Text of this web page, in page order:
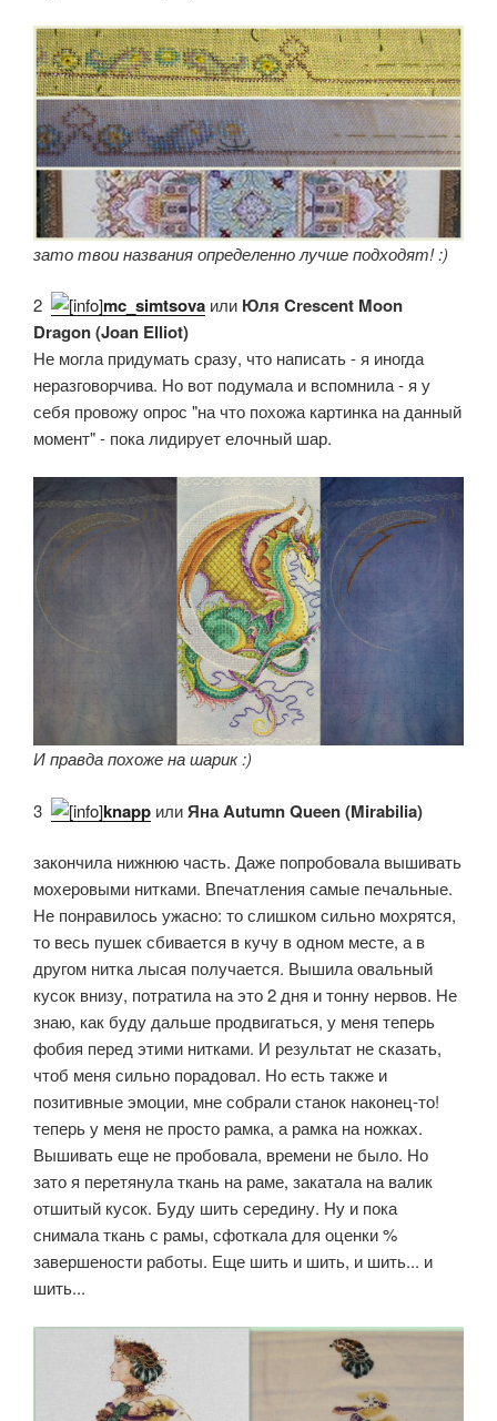
зато твои названия определенно лучше подходят! :)
2. mc_simtsova или Юля Crescent Moon
Dragon (Joan Elliot)
Не могла придумать сразу, что написать - я иногда
неразговорчива. Но вот подумала и вспомнила - я у
себя провожу опрос "на что похожа картинка на данный
момент" - пока лидирует елочный шар.
И правда похоже на шарик :)
3. knapp илиЯна Autumn Queen (Mirabilia)
закончила нижнюю часть. Даже попробовала вышивать
мохеровыми нитками. Впечатления самые печальные.
Не понравилось ужасно: то слишком сильно мохрятся,
то весь пушек сбивается в кучу в одном месте, а в
другом нитка лысая получается. Вышила овальный
кусок внизу, потратила на это 2 дня и тонну нервов. Не
знаю, как буду дальше продвигаться, у меня теперь
фобия перед этими нитками. И результат не сказать,
чтоб меня сильно порадовал. Но есть также и
позитивные эмоции, мне собрали станок наконец-то!
теперь у меня не просто рамка, а рамка на ножках.
Вышивать еще не пробовала, времени не было. Но
зато я перетянула ткань на раме, закатала на валик
отшитый кусок. Буду шить середину. Ну и пока
снимала ткань с рамы, сфоткала для оценки %
завершености работы. Еще шить и шить, и шить... и
шить...